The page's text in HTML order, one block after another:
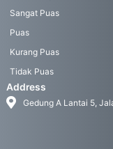
Sangat Puas
Puas
Kurang Puas
Tidak Puas
Address
Gedung A Lantai 5,